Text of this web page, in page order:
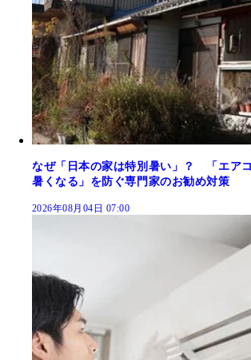
なぜ「日本の家は特別暑い」？ 「エア
暑くなる」を防ぐ専門家のお勧め対策
2026年08月04日 07:00